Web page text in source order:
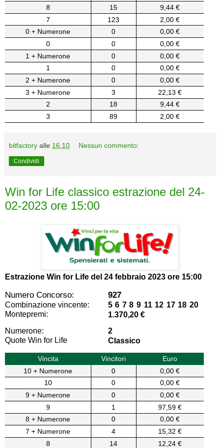
8
15
9,44 €
7
123
2,00 €
0 + Numerone
0
0,00 €
0
0
0,00 €
1 + Numerone
0
0,00 €
1
0
0,00 €
2 + Numerone
0
0,00 €
3 + Numerone
3
22,13 €
2
18
9,44 €
3
89 2,00 €
bitfactory alle 16:10 Nessun commento:
Condividi
Win for Life classico estrazione del 24-
02-2023 ore 15:00
Estrazione Win for Life del 24 febbraio 2023 ore 15:00
Numero Concorso: 927
Combinazione vincente:
5 6 7 8 9 11 12 17 18 20
Montepremi:
1.370,20 €
Numerone:
2
Quote Win for Life
Classico
Vincita Vincitori
Euro
10 + Numerone
0
0,00 €
10
0
0,00 €
9 + Numerone
0
0,00 €
9
1
97,59 €
8 + Numerone
0
0,00 €
7 + Numerone
4
15,32 €
8
14
12,24 €